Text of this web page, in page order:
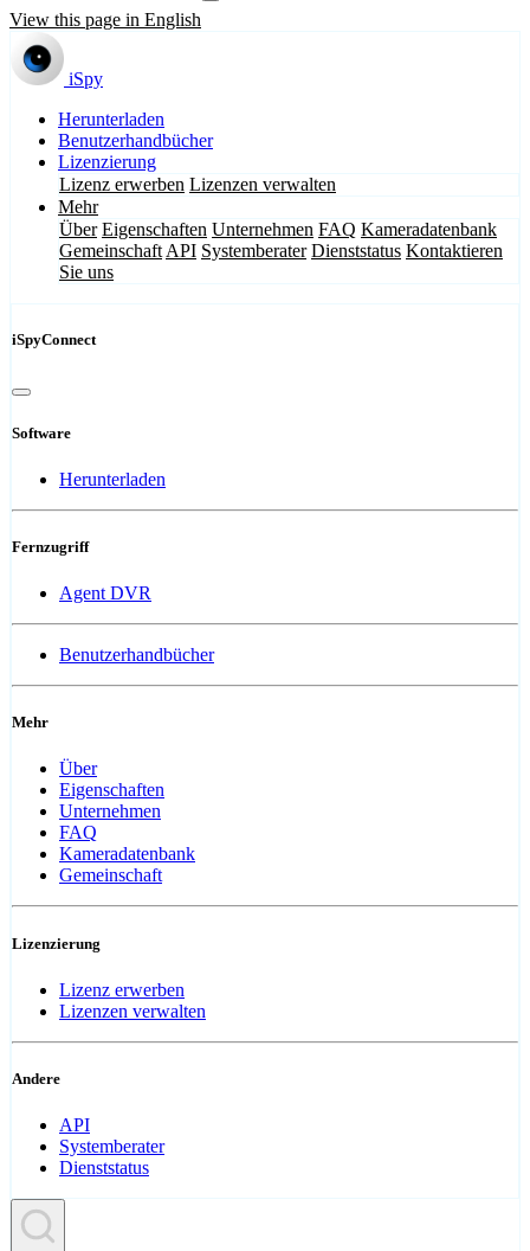
View this page in English
iSpy
Herunterladen
Benutzerhandbücher
Lizenzierung
Lizenz erwerben Lizenzen verwalten
Mehr
Über Eigenschaften Unternehmen FAQ Kameradatenbank
Gemeinschaft API Systemberater Dienststatus Kontaktieren
Sie uns
iSpyConnect
Software
Herunterladen
Fernzugriff
Agent DVR
Benutzerhandbücher
Mehr
Über
Eigenschaften
Unternehmen
FAQ
Kameradatenbank
Gemeinschaft
Lizenzierung
Lizenz erwerben
Lizenzen verwalten
Andere
API
Systemberater
Dienststatus